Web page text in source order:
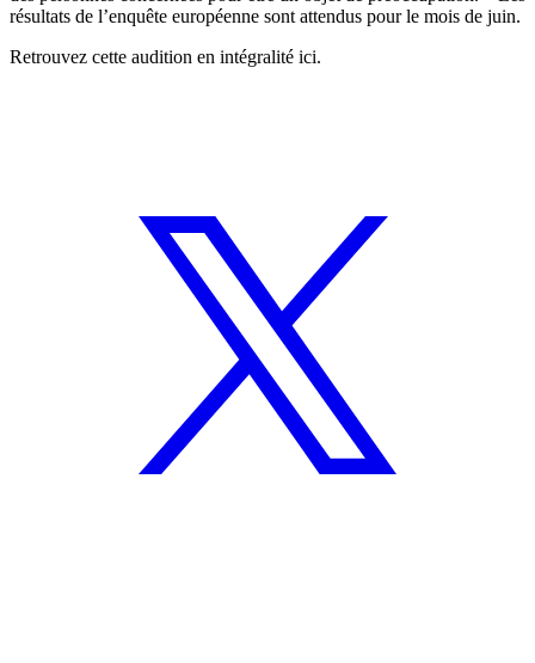
résultats de l’enquête européenne sont attendus pour le mois de juin.
Retrouvez cette audition en intégralité ici.